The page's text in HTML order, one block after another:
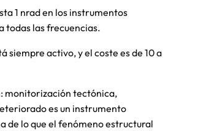
1 nrad en los instrumentos
todas las frecuencias.
siempre activo, y el coste es de 10 a
monitorización tectónica,
es un instrumento
de lo que el fenómeno estructural